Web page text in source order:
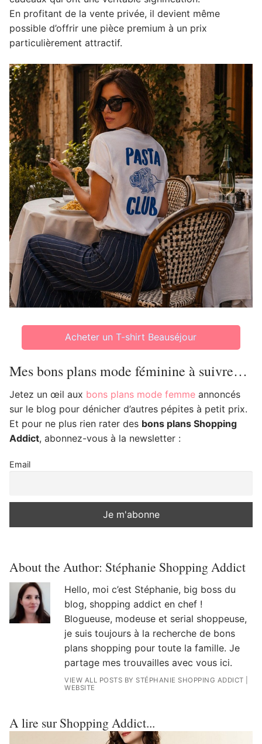
En profitant de la vente privée, il devient même
possible d’offrir une pièce premium à un prix
particulièrement attractif.
Acheter un T-shirt Beauséjour
Mes bons plans mode féminine à suivre…
Jetez un œil aux bons plans mode femme annoncés
sur le blog pour dénicher d’autres pépites à petit prix.
Et pour ne plus rien rater des bons plans Shopping
Addict, abonnez-vous à la newsletter :
Email
About the Author: Stéphanie Shopping Addict
Hello, moi c’est Stéphanie, big boss du
blog, shopping addict en chef !
Blogueuse, modeuse et serial shoppeuse,
je suis toujours à la recherche de bons
plans shopping pour toute la famille. Je
partage mes trouvailles avec vous ici.
VIEW ALL POSTS BY STÉPHANIE SHOPPING ADDICT
WEBSITE
A lire sur Shopping Addict...